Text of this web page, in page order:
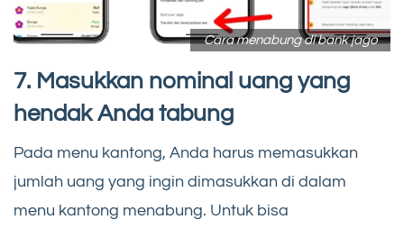
Cara menabung di bank jago
7. Masukkan nominal uang yang
hendak Anda tabung
Pada menu kantong, Anda harus memasukkan
jumlah uang yang ingin dimasukkan di dalam
menu kantong menabung. Untuk bisa